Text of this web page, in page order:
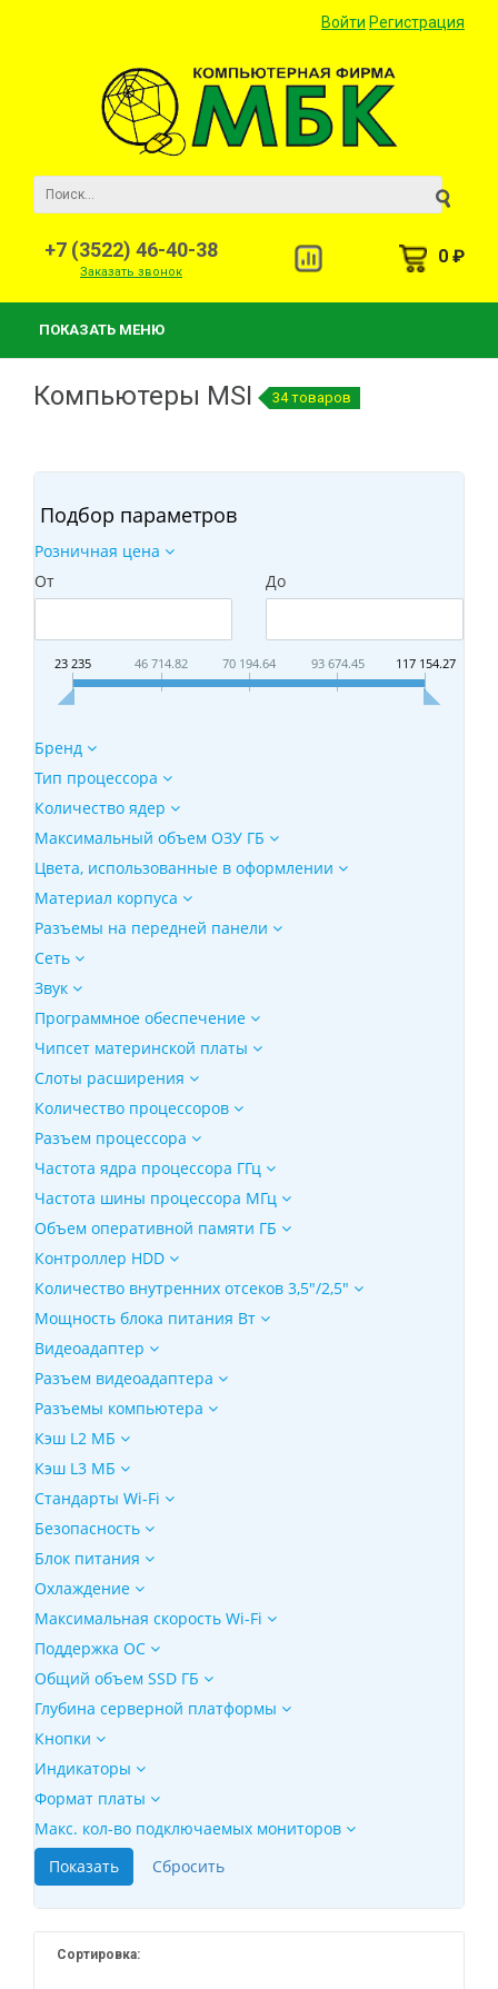
Войти Регистрация
+7 (3522) 46-40-38
Заказать звонок
0 ₽
ПОКАЗАТЬ МЕНЮ
Компьютеры MSI 34 товаров
Подбор параметров
Розничная цена
От
До
23 235 46 714.82 70 194.64 93 674.45 117 154.27
Бренд
Тип процессора
Количество ядер
Максимальный объем ОЗУ ГБ
Цвета, использованные в оформлении
Материал корпуса
Разъемы на передней панели
Сеть
Звук
Программное обеспечение
Чипсет материнской платы
Слоты расширения
Количество процессоров
Разъем процессора
Частота ядра процессора ГГц
Частота шины процессора МГц
Объем оперативной памяти ГБ
Контроллер HDD
Количество внутренних отсеков 3,5"/2,5"
Мощность блока питания Вт
Видеоадаптер
Разъем видеоадаптера
Разъемы компьютера
Кэш L2 МБ
Кэш L3 МБ
Стандарты Wi-Fi
Безопасность
Блок питания
Охлаждение
Максимальная скорость Wi-Fi
Поддержка ОС
Общий объем SSD ГБ
Глубина серверной платформы
Кнопки
Индикаторы
Формат платы
Макс. кол-во подключаемых мониторов
Сортировка: